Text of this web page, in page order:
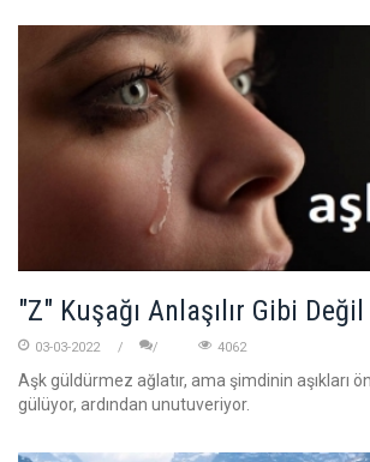
"Z" Kuşağı Anlaşılır Gibi Değil
03-03-2022 4062
Aşk güldürmez ağlatır, ama şimdinin aşıkları
gülüyor, ardından unutuveriyor.